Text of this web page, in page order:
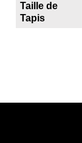
Taille de
Tapis